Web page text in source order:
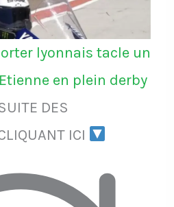
lyonnais tacle un
en plein derby
DES
ICI